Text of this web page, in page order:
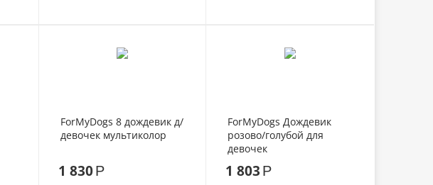
ForMyDogs 8 дождевик д/
девочек мультиколор
1 830 Р
ForMyDogs Дождевик
розово/голубой для
девочек
1 803 Р